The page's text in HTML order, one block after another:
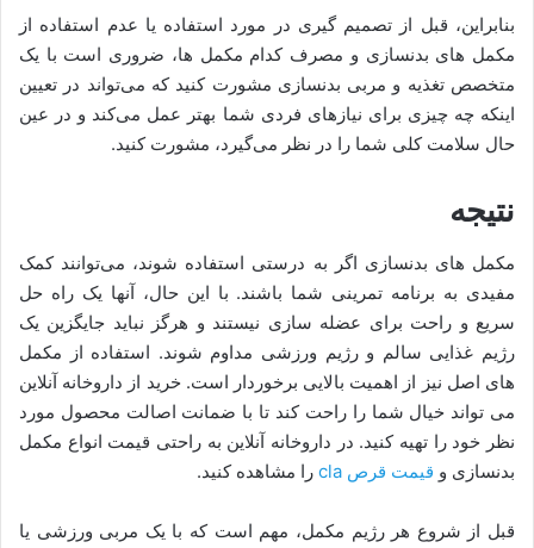
بنابراین، قبل از تصمیم گیری در مورد استفاده یا عدم استفاده از
مکمل های بدنسازی و مصرف کدام مکمل ها، ضروری است با یک
متخصص تغذیه و مربی بدنسازی مشورت کنید که می‌تواند در تعیین
اینکه چه چیزی برای نیازهای فردی شما بهتر عمل می‌کند و در عین
حال سلامت کلی شما را در نظر می‌گیرد، مشورت کنید.
نتیجه
مکمل های بدنسازی اگر به درستی استفاده شوند، می‌توانند کمک
مفیدی به برنامه تمرینی شما باشند. با این حال، آنها یک راه حل
سریع و راحت برای عضله سازی نیستند و هرگز نباید جایگزین یک
رژیم غذایی سالم و رژیم ورزشی مداوم شوند. استفاده از مکمل
های اصل نیز از اهمیت بالایی برخوردار است. خرید از داروخانه آنلاین
می تواند خیال شما را راحت کند تا با ضمانت اصالت محصول مورد
نظر خود را تهیه کنید. در داروخانه آنلاین به راحتی قیمت انواع مکمل
بدنسازی و قیمت قرص cla را مشاهده کنید.
قبل از شروع هر رژیم مکمل، مهم است که با یک مربی ورزشی یا